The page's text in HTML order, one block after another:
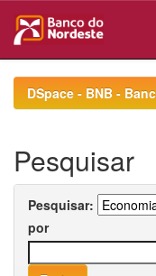
navigationDSpace - BNB -
Pesquisar
Pesquisar:
por